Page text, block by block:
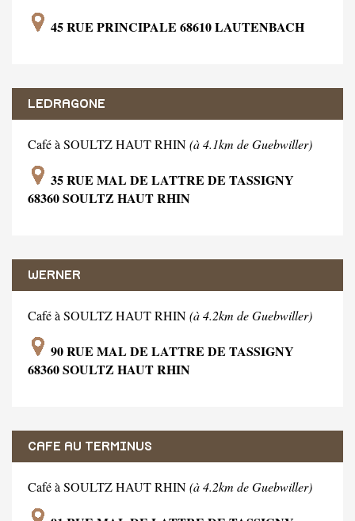
45 RUE PRINCIPALE 68610 LAUTENBACH
LEDRAGONE
Café à SOULTZ HAUT RHIN(à 4.1km de Guebwiller)
35 RUE MAL DE LATTRE DE TASSIGNY
68360 SOULTZ HAUT RHIN
WERNER
Café à SOULTZ HAUT RHIN(à 4.2km de Guebwiller)
90 RUE MAL DE LATTRE DE TASSIGNY
68360 SOULTZ HAUT RHIN
CAFE AU TERMINUS
Café à SOULTZ HAUT RHIN(à 4.2km de Guebwiller)